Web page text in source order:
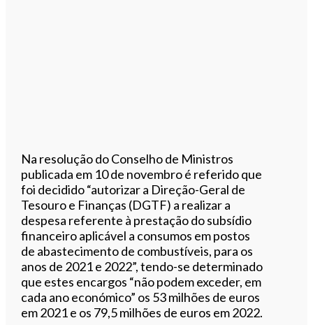
Na resolução do Conselho de Ministros
publicada em 10 de novembro é referido que
foi decidido “autorizar a Direção-Geral de
Tesouro e Finanças (DGTF) a realizar a
despesa referente à prestação do subsídio
financeiro aplicável a consumos em postos
de abastecimento de combustíveis, para os
anos de 2021 e 2022”, tendo-se determinado
que estes encargos “não podem exceder, em
cada ano económico” os 53 milhões de euros
em 2021 e os 79,5 milhões de euros em 2022.